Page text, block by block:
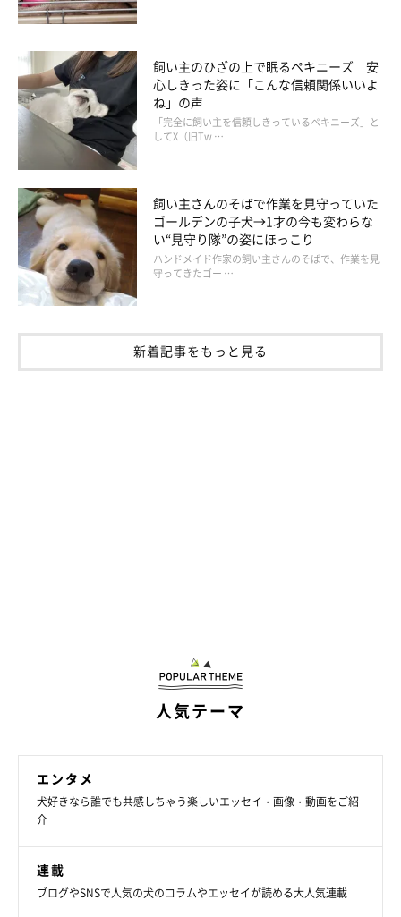
食べることは生きること
飼い主のひざの上で眠るペキニーズ 安
心しきった姿に「こんな信頼関係いいよ
ね」の声
「完全に飼い主を信頼しきっているペキニーズ」と
してX（旧Tw …
飼い主さんのそばで作業を見守っていた
ゴールデンの子犬→1才の今も変わらな
い“見守り隊”の姿にほっこり
ハンドメイド作家の飼い主さんのそばで、作業を見
守ってきたゴー …
新着記事をもっと見る
人気テーマ
エンタメ
犬好きなら誰でも共感しちゃう楽しいエッセイ・画像・動画をご紹
介
連載
ブログやSNSで人気の犬のコラムやエッセイが読める大人気連載